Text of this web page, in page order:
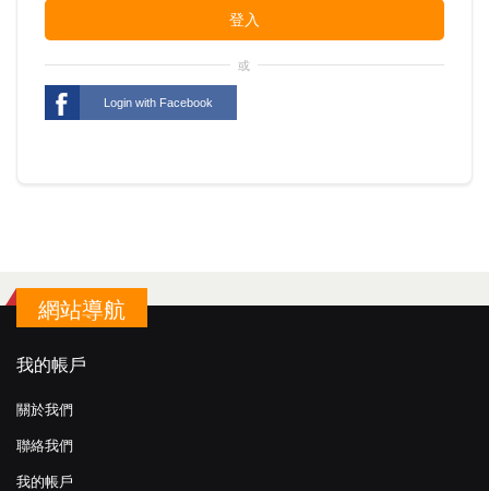
登入
或
Login with Facebook
網站導航
我的帳戶
關於我們
聯絡我們
我的帳戶